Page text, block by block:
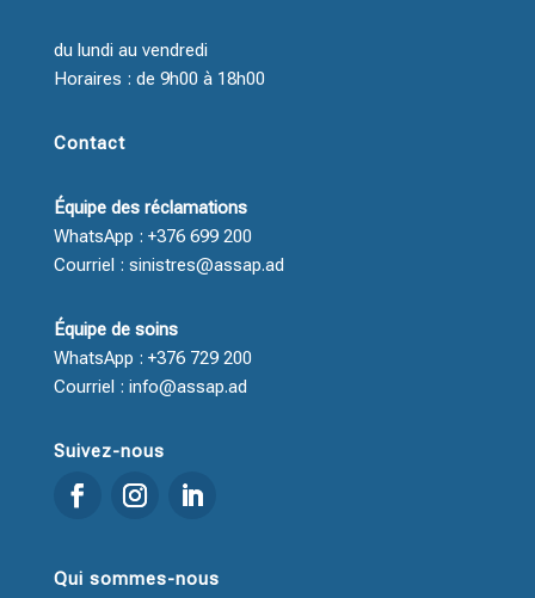
du lundi au vendredi
Horaires : de 9h00 à 18h00
Contact
Équipe des réclamations
WhatsApp : +376 699 200
Courriel : sinistres@assap.ad
Équipe de soins
WhatsApp : +376 729 200
Courriel : info@assap.ad
Suivez-nous
Qui sommes-nous